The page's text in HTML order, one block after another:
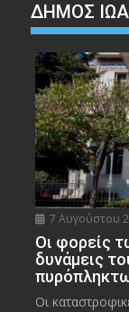
ΔΗΜΟΣ
7 Αυγούστου
Οι φορείς
δυνάμεις
Οι